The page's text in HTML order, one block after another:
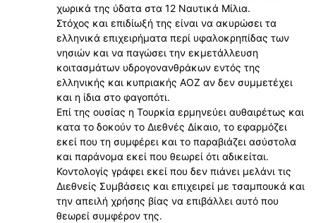
χωρικά της ύδατα στα 12 Ναυτικά Μίλια.
Στόχος και επιδίωξή της είναι να ακυρώσει τα
ελληνικά επιχειρήματα περί υφαλοκρηπίδας των
νησιών και να παγώσει την εκμετάλλευση
κοιτασμάτων υδρογονανθράκων εντός της
ελληνικής και κυπριακής ΑΟΖ αν δεν συμμετέχει
και η ίδια στο φαγοπότι.
Επί της ουσίας η Τουρκία ερμηνεύει αυθαιρέτως και
κατα το δοκούν το Διεθνές Δίκαιο, το εφαρμόζει
εκεί που τη συμφέρει και το παραβιάζει ασύστολα
και παράνομα εκεί που θεωρεί ότι αδικείται.
Κοντολογίς γράφει εκεί που δεν πιάνει μελάνι τις
Διεθνείς Συμβάσεις και επιχειρεί με τσαμπουκά και
την απειλή χρήσης βίας να επιβάλλει αυτό που
θεωρεί συμφέρον της.